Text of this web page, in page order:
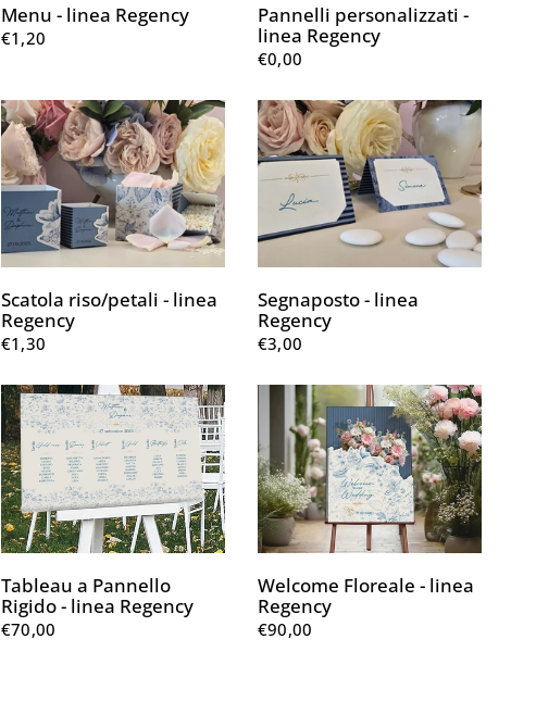
Menu - linea Regency
€1,20
Pannelli personalizzati -
linea Regency
€0,00
Scatola riso/petali - linea
Regency
€1,30
Segnaposto - linea
Regency
€3,00
Tableau a Pannello
Rigido - linea Regency
€70,00
Welcome Floreale - linea
Regency
€90,00